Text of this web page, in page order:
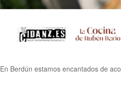
En Berdún estamos encantados de